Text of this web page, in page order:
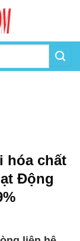
hóa chất
Động